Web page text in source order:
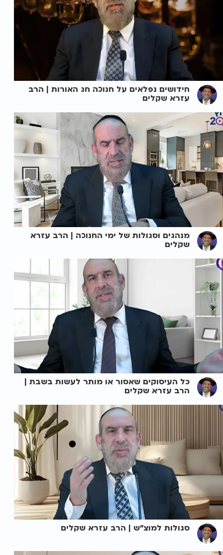
חידושים נפלאים על חנוכה חג האורות | הרב
עזרא שקלים
מנהגים וסגולות של ימי החנוכה | הרב עזרא
שקלים
כל העיסוקים שאסור או מותר לעשות בשבת |
הרב עזרא שקלים
סגולות למוצ"ש | הרב עזרא שקלים